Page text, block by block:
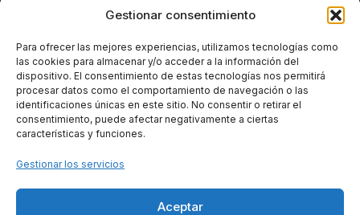
Gestionar consentimiento
Para ofrecer las mejores experiencias, utilizamos tecnologías como
las cookies para almacenar y/o acceder a la información del
dispositivo. El consentimiento de estas tecnologías nos permitirá
procesar datos como el comportamiento de navegación o las
identificaciones únicas en este sitio. No consentir o retirar el
consentimiento, puede afectar negativamente a ciertas
características y funciones.
Gestionar los servicios
Aceptar
Si tienes otra forma de pago pactada con Pergal (giro, transferencia,
etc.), puedes seguir usándola con normalidad.
TRANSPARENCIA